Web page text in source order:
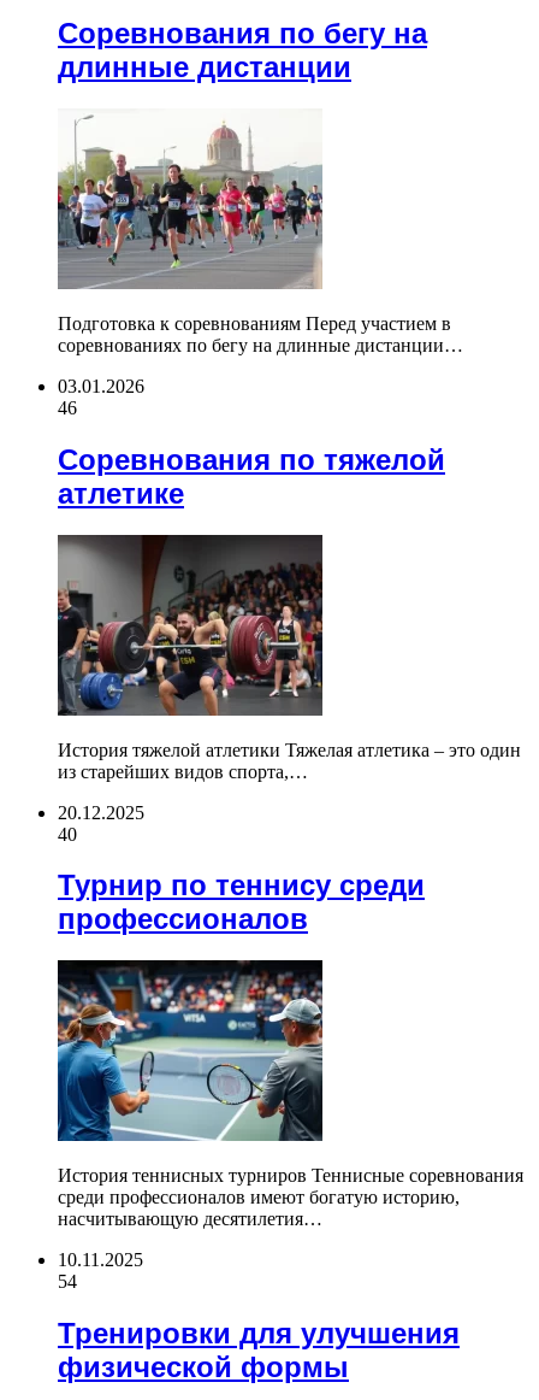
Соревнования по бегу на
длинные дистанции
Подготовка к соревнованиям Перед участием в
соревнованиях по бегу на длинные дистанции…
03.01.2026
46
Соревнования по тяжелой
атлетике
История тяжелой атлетики Тяжелая атлетика – это один
из старейших видов спорта,…
20.12.2025
40
Турнир по теннису среди
профессионалов
История теннисных турниров Теннисные соревнования
среди профессионалов имеют богатую историю,
насчитывающую десятилетия…
10.11.2025
54
Тренировки для улучшения
физической формы